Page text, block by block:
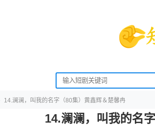
14.澜澜，叫我的名字（80集）黄鑫辉＆楚馨冉
14.澜澜，叫我的名